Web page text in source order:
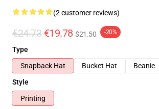
(2 customer reviews)
€24.73 €19.78 $21.50 -20%
Type
Snapback Hat
Bucket Hat
Beanie
Style
Printing